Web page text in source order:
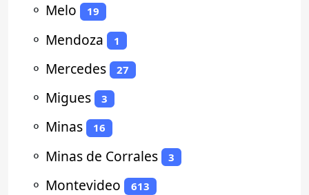
⚬ Melo 19
⚬ Mendoza 1
⚬ Mercedes 27
⚬ Migues 3
⚬ Minas 16
⚬ Minas de Corrales 3
⚬ Montevideo 613